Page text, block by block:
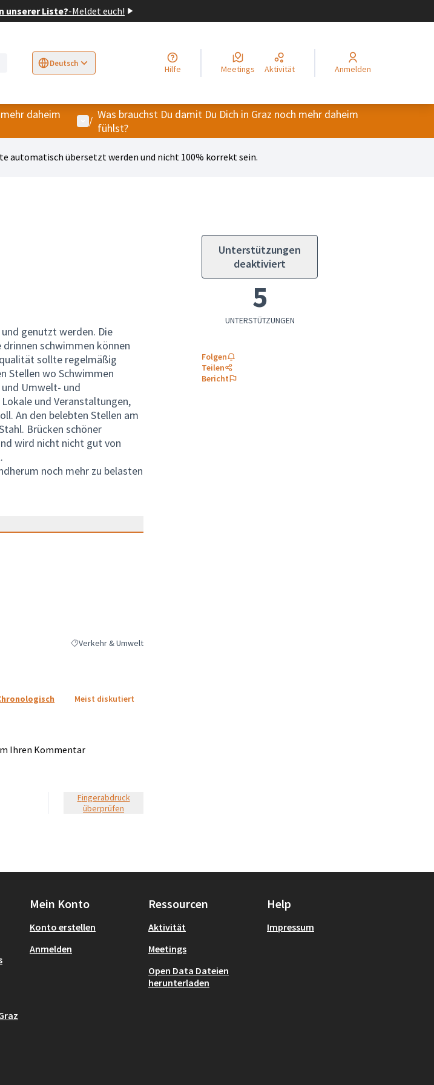
unserer Liste?-Meldet euch!
Deutsch
Sprache wählen Elegir el idioma Choisir la langueAlege limba Izberi jezikOdaberite jezik
Hilfe Meetings Aktivität Anmelden
daheim
Benutzer-Menü
/ Was brauchst Du damit Du Dich in Graz noch mehr daheim
fühlst?
automatisch übersetzt werden und nicht 100% korrekt sein.
genutzt werden. Die
schwimmen können
sollte regelmäßig
Stellen wo Schwimmen
Umwelt- und
und Veranstaltungen,
An den belebten Stellen am
Brücken schöner
wird nicht nicht gut von
noch mehr zu belasten
Ergebnisse nach Kategorie filtern: Verkehr & Umwelt
Verkehr & Umwelt
Unterstützungen
deaktiviert
5
UNTERSTÜTZUNGEN
Folgen
Teilen
Bericht
Meist diskutiert
Ihren Kommentar
Fingerabdruck
überprüfen
Mein Konto
Konto erstellen
Anmelden
Ressourcen
Aktivität
Meetings
Open Data Dateien
herunterladen
Help
Impressum